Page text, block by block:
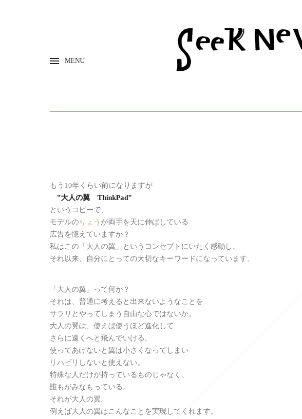
MENU
もう10年くらい前になりますが
”大人の翼 ThinkPad”
というコピーで、
モデルのりょう が両手を天に伸ばしている
広告を憶えていますか？
私はこの「大人の翼」というコンセプトにいたく感動し、
それ以来、自分にとっての大切なキーワードになっています。
「大人の翼」って何か？
それは、普通に考えると出来ないようなことを
サラリとやってしまう自由な心ではないか。
大人の翼は、使えば使うほど進化して
さらに遠くへと飛んでいける。
使ってあげないと翼は小さくなってしまい
リハビリしないと使えない。
特殊な人だけが持っているものじゃなく、
誰もがみなもっている。
それが大人の翼。
例えば大人の翼はこんなことを実現してくれます。